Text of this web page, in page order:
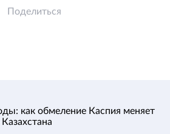
Поделиться
как обмеление Каспия меняет